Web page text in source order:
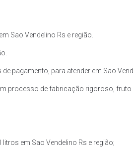
Sao Vendelino Rs e região.
pagamento, para atender em Sao
de fabricação rigoroso, fruto
em Sao Vendelino Rs e região;